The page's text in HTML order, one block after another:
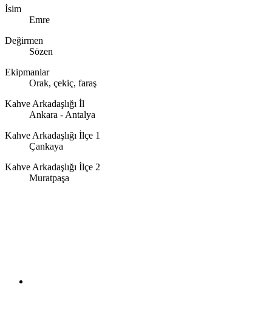
İsim
Emre
Değirmen
Sözen
Ekipmanlar
Orak, çekiç, faraş
Kahve Arkadaşlığı İl
Ankara - Antalya
Kahve Arkadaşlığı İlçe 1
Çankaya
Kahve Arkadaşlığı İlçe 2
Muratpaşa